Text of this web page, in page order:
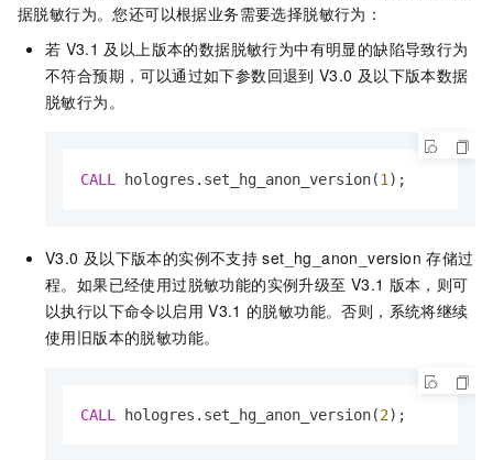
据脱敏行为。您还可以根据业务需要选择脱敏行为：
若 V3.1 及以上版本的数据脱敏行为中有明显的缺陷导致行为
不符合预期，可以通过如下参数回退到 V3.0 及以下版本数据
脱敏行为。
CALL hologres.set_hg_anon_version(1 );
V3.0 及以下版本的实例不支持 set_hg_anon_version 存储过
程。如果已经使用过脱敏功能的实例升级至 V3.1 版本，则可
以执行以下命令以启用 V3.1 的脱敏功能。否则，系统将继续
使用旧版本的脱敏功能。
CALL hologres.set_hg_anon_version(2);